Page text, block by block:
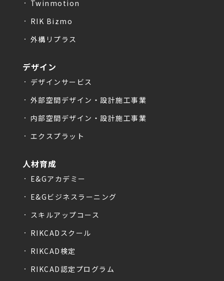
Twinmotion
RIK Bizmo
外構リプラス
デザイン
デザインサービス
外部空間デザイン・設計施工事業
内部空間デザイン・設計施工事業
エクスプラット
人材育成
E&Gアカデミー
E&Gビジネスラーニング
スキルアップコース
RIKCADスクール
RIKCAD検定
RIKCAD認定プログラム